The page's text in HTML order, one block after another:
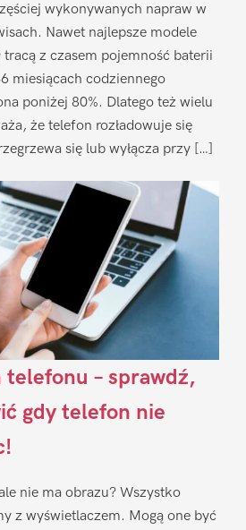
wykonywanych napraw w
Nawet najlepsze modele
tracą z czasem pojemność baterii
miesiącach codziennego
poniżej 80%. Dlatego też wielu
że telefon rozładowuje się
się lub wyłącza przy […]
– sprawdź,
gdy telefon nie
nie ma obrazu? Wszystko
z wyświetlaczem. Mogą one być